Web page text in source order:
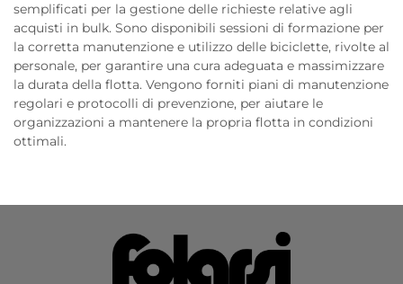
semplificati per la gestione delle richieste relative agli
acquisti in bulk. Sono disponibili sessioni di formazione per
la corretta manutenzione e utilizzo delle biciclette, rivolte al
personale, per garantire una cura adeguata e massimizzare
la durata della flotta. Vengono forniti piani di manutenzione
regolari e protocolli di prevenzione, per aiutare le
organizzazioni a mantenere la propria flotta in condizioni
ottimali.